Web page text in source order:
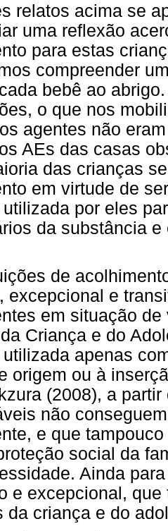
relatos acima se
uma reflexão
para estas
compreender
bebê ao
o que nos
agentes não
AEs das casas
das crianças
em virtude de
por eles
da substância
de
excepcional e
em situação
Criança e do
apenas
origem ou à
(2008), a
não
e que
social da
Ainda
e excepcional,
da criança e do